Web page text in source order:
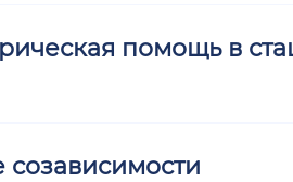
помощь в